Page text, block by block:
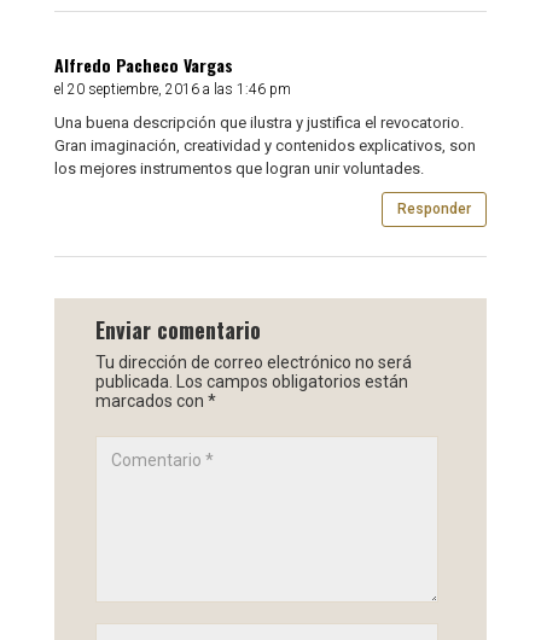
Alfredo Pacheco Vargas
el 20 septiembre, 2016 a las 1:46 pm
Una buena descripción que ilustra y justifica el revocatorio.
Gran imaginación, creatividad y contenidos explicativos, son
los mejores instrumentos que logran unir voluntades.
Responder
Enviar comentario
Tu dirección de correo electrónico no será
publicada. Los campos obligatorios están
marcados con *